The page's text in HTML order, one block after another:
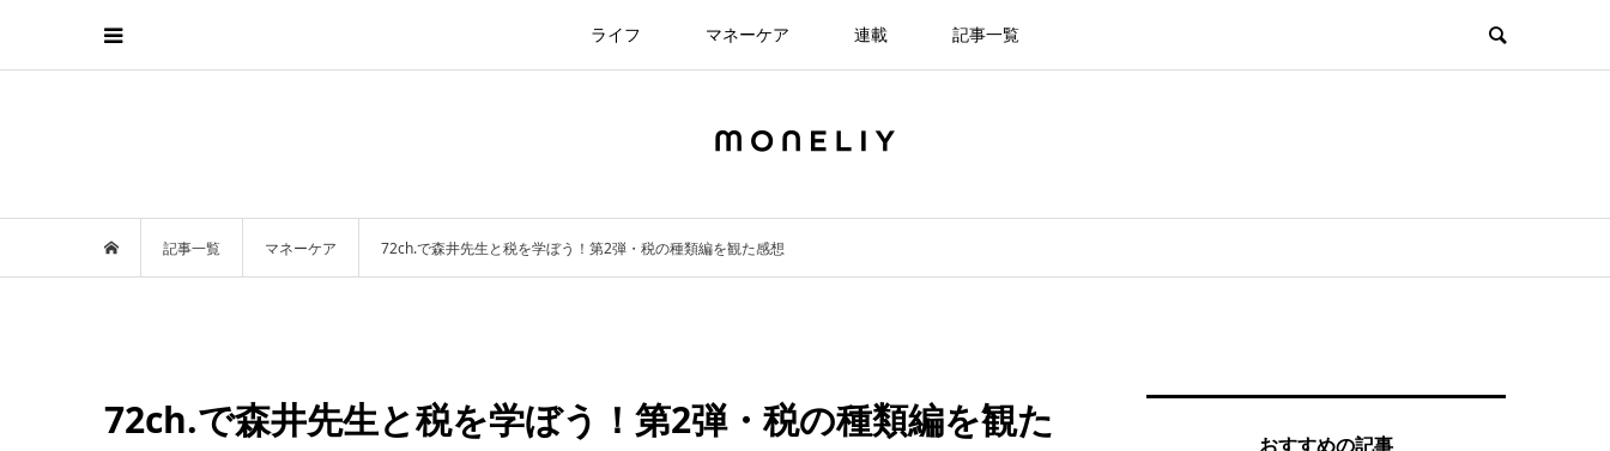
ライフ マネーケア 連載 記事一覧
記事一覧 マネーケア 72ch.で森井先生と税を学ぼう！第2弾・税の種類編を観た感想
72ch.で森井先生と税を学ぼう！第2弾・税の種類編を観た
おすすめの記事